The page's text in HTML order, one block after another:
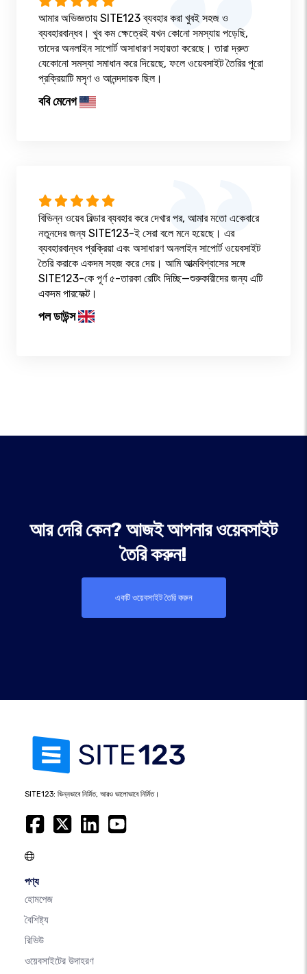
আমার অভিজ্ঞতায় SITE123 ব্যবহার করা খুবই সহজ ও
ব্যবহারবান্ধব। খুব কম ক্ষেত্রেই যখন কোনো সমস্যায় পড়েছি,
তাদের অনলাইন সাপোর্ট অসাধারণ সহায়তা করেছে। তারা দ্রুত
যেকোনো সমস্যা সমাধান করে দিয়েছে, ফলে ওয়েবসাইট তৈরির পুরো
প্রক্রিয়াটি মসৃণ ও আনন্দদায়ক ছিল।
ববি মেনেগ
বিভিন্ন ওয়েব বিল্ডার ব্যবহার করে দেখার পর, আমার মতো একেবারে
নতুনদের জন্য SITE123-ই সেরা বলে মনে হয়েছে। এর
ব্যবহারবান্ধব প্রক্রিয়া এবং অসাধারণ অনলাইন সাপোর্ট ওয়েবসাইট
তৈরি করাকে একদম সহজ করে দেয়। আমি আত্মবিশ্বাসের সঙ্গে
SITE123-কে পূর্ণ ৫-তারকা রেটিং দিচ্ছি—শুরুকারীদের জন্য এটি
একদম পারফেক্ট।
পল ডাউন্স
আর দেরি কেন? আজই আপনার ওয়েবসাইট
তৈরি করুন!
একটি ওয়েবসাইট তৈরি করুন
SITE123: ভিন্নভাবে নির্মিত, আরও ভালোভাবে নির্মিত।
পণ্য
হোমপেজ
বৈশিষ্ট্য
রিভিউ
ওয়েবসাইটের উদাহরণ